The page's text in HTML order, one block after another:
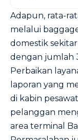
Adapun, rata-
melalui
domestik
dengan jumlah
Perbaikan
laporan yang
di kabin
pelanggan
area terminal